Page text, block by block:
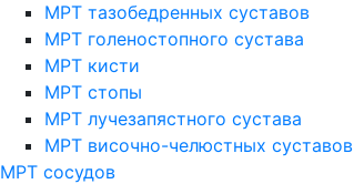
МРТ тазобедренных суставов
МРТ голеностопного сустава
МРТ кисти
МРТ стопы
МРТ лучезапястного сустава
МРТ височно-челюстных суставов
МРТ сосудов